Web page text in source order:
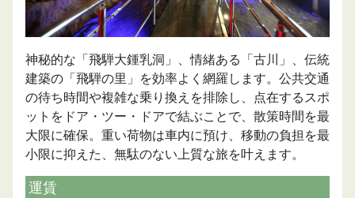
神秘的な「飛騨大鍾乳洞」、情緒ある「古川」、伝統
建築の「飛騨の里」を効率よく網羅します。公共交通
の待ち時間や複雑な乗り換えを排除し、点在するスポ
ットをドア・ツー・ドアで結ぶことで、散策時間を最
大限に確保。重い荷物は車内に預け、移動の負担を最
小限に抑えた、無駄のない上質な旅を叶えます。
運賃